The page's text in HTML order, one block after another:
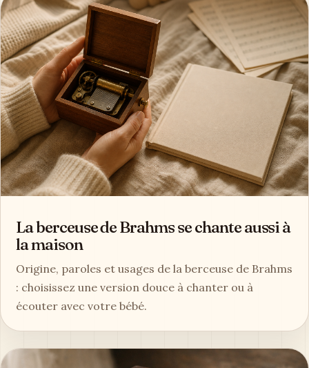
La berceuse de Brahms se chante aussi à
la maison
Origine, paroles et usages de la berceuse de Brahms
: choisissez une version douce à chanter ou à
écouter avec votre bébé.